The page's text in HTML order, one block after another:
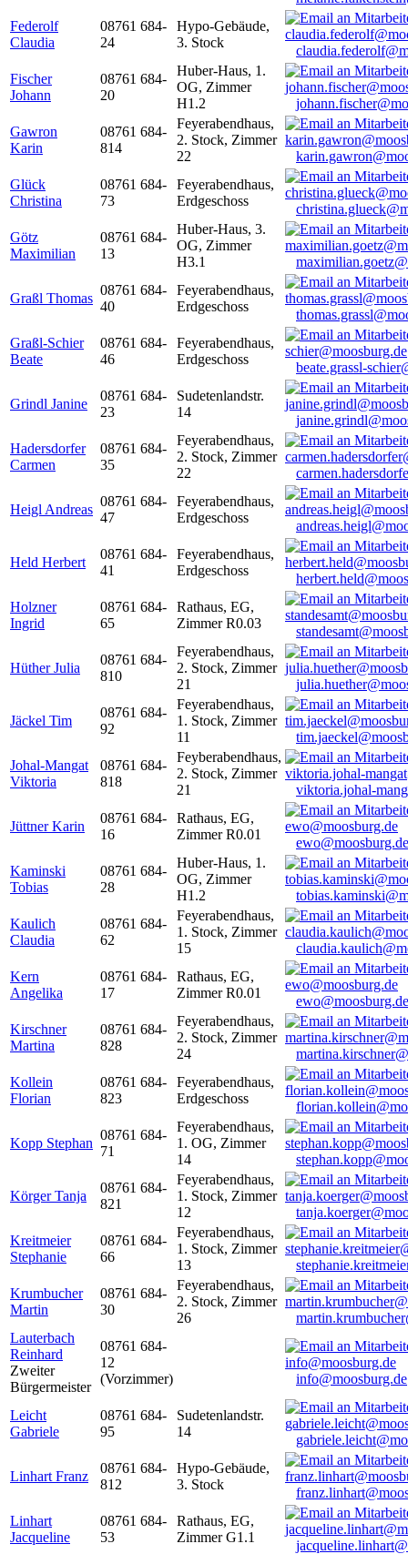
Federolf
Claudia
08761 684-
24
Hypo-Gebäude,
3. Stock
Fischer
Johann
08761 684-
20
Huber-Haus, 1.
OG, Zimmer
H1.2
Gawron
Karin
08761 684-
814
Feyerabendhaus,
2. Stock, Zimmer
22
Glück
Christina
08761 684-
73
Feyerabendhaus,
Erdgeschoss
Götz
Maximilian
08761 684-
13
Huber-Haus, 3.
OG, Zimmer
H3.1
Graßl Thomas
08761 684-
40
Feyerabendhaus,
Erdgeschoss
Graßl-Schier
Beate
08761 684-
46
Feyerabendhaus,
Erdgeschoss
beate.grassl-
Grindl Janine
08761 684-
23
Sudetenlandstr.
14
Hadersdorfer
Carmen
08761 684-
35
Feyerabendhaus,
2. Stock, Zimmer
22
Heigl Andreas
08761 684-
47
Feyerabendhaus,
Erdgeschoss
Held Herbert
08761 684-
41
Feyerabendhaus,
Erdgeschoss
Holzner
Ingrid
08761 684-
65
Rathaus, EG,
Zimmer R0.03
Hüther Julia
08761 684-
810
Feyerabendhaus,
2. Stock, Zimmer
21
Jäckel Tim
08761 684-
92
Feyerabendhaus,
1. Stock, Zimmer
11
Johal-Mangat
Viktoria
08761 684-
818
Feyberabendhaus,
2. Stock, Zimmer
21
viktoria.johal-
Jüttner Karin
08761 684-
16
Rathaus, EG,
Zimmer R0.01
ewo@moosburg.de
Kaminski
Tobias
08761 684-
28
Huber-Haus, 1.
OG, Zimmer
H1.2
Kaulich
Claudia
08761 684-
62
Feyerabendhaus,
1. Stock, Zimmer
15
Kern
Angelika
08761 684-
17
Rathaus, EG,
Zimmer R0.01
ewo@moosburg.de
Kirschner
Martina
08761 684-
828
Feyerabendhaus,
2. Stock, Zimmer
24
Kollein
Florian
08761 684-
823
Feyerabendhaus,
Erdgeschoss
Kopp Stephan
08761 684-
71
Feyerabendhaus,
1. OG, Zimmer
14
Körger Tanja
08761 684-
821
Feyerabendhaus,
1. Stock, Zimmer
12
Kreitmeier
Stephanie
08761 684-
66
Feyerabendhaus,
1. Stock, Zimmer
13
Krumbucher
Martin
08761 684-
30
Feyerabendhaus,
2. Stock, Zimmer
26
Lauterbach
Reinhard
Zweiter
Bürgermeister
08761 684-
12
(Vorzimmer)
info@moosburg.de
Leicht
Gabriele
08761 684-
95
Sudetenlandstr.
14
Linhart Franz
08761 684-
812
Hypo-Gebäude,
3. Stock
Linhart
Jacqueline
08761 684-
53
Rathaus, EG,
Zimmer G1.1